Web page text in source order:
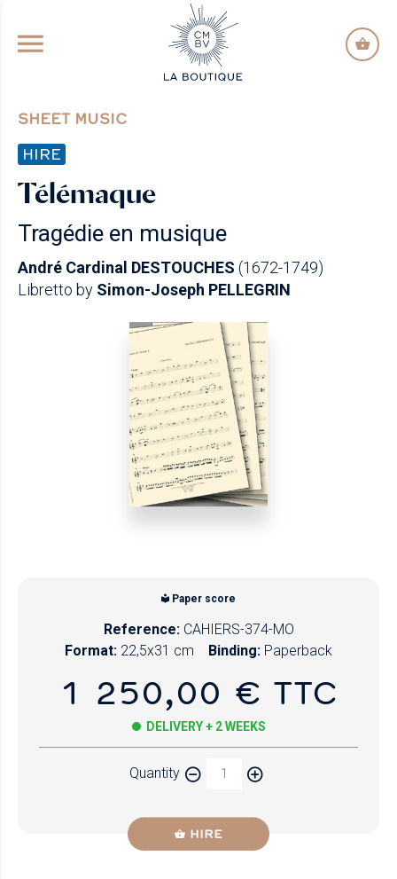
GO TO PRINCIPAL CONTENT
SHEET MUSIC
HIRE
Télémaque
Tragédie en musique
André Cardinal DESTOUCHES (1672-1749)
Libretto by Simon-Joseph PELLEGRIN
Paper score
Reference: CAHIERS-374-MO
Format: 22,5x31 cm Binding: Paperback
1 250,00 € TTC
DELIVERY + 2 WEEKS
Quantity
HIRE